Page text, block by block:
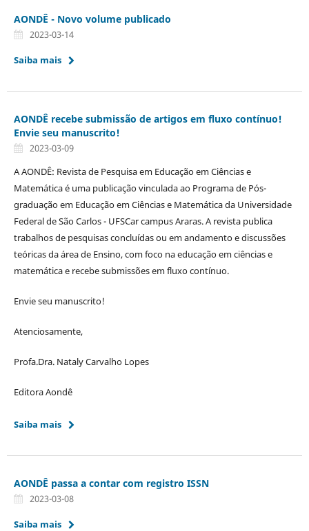
AONDÊ - Novo volume publicado
2023-03-14
Saiba mais
AONDÊ recebe submissão de artigos em fluxo contínuo!
Envie seu manuscrito!
2023-03-09
A AONDÊ: Revista de Pesquisa em Educação em Ciências e
Matemática é uma publicação vinculada ao Programa de Pós-
graduação em Educação em Ciências e Matemática da Universidade
Federal de São Carlos - UFSCar campus Araras. A revista publica
trabalhos de pesquisas concluídas ou em andamento e discussões
teóricas da área de Ensino, com foco na educação em ciências e
matemática e recebe submissões em fluxo contínuo.
Envie seu manuscrito!
Atenciosamente,
Profa.Dra. Nataly Carvalho Lopes
Editora Aondê
Saiba mais
AONDÊ passa a contar com registro ISSN
2023-03-08
Saiba mais